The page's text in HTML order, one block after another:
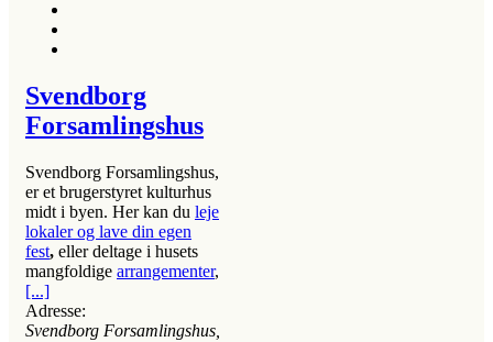
Svendborg
Forsamlingshus
Svendborg Forsamlingshus,
er et brugerstyret kulturhus
midt i byen. Her kan du leje
lokaler og lave din egen
fest, eller deltage i husets
mangfoldige arrangementer,
[...]
Adresse:
Svendborg Forsamlingshus